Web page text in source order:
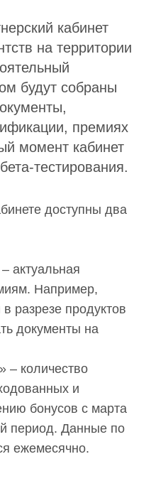
кабинет
на территории
будут собраны
премиях
момент кабинет
тестирования.
доступны два
актуальная
Например,
разрезе продуктов
документы на
– количество
и
бонусов с марта
период. Данные по
ежемесячно.